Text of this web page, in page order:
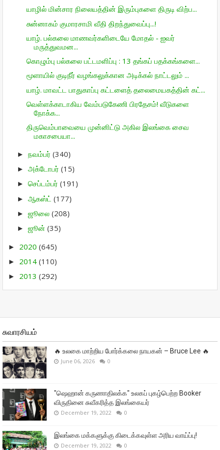
யாழில் மின்சார நிலையத்தின் இரும்புகளை திருடி விற்ப...
சுன்னாகம் குமாரசாமி வீதி திறந்துவைப்பு...!
யாழ். பல்கலை மாணவர்களிடையே மோதல் - ஐவர்
மருத்துவமன...
கொழும்பு பல்கலை பட்டமளிப்பு : 13 தங்கப் பதக்கங்களை...
மூளாயில் குடிநீர் வழங்கலுக்கான அடிக்கல் நாட்டலும் ...
யாழ். மாவட்ட பாதுகாப்பு கட்டளைத் தலைமையகத்தின் கட்...
வெள்ளக்காடாகிய வேம்படுகேணி பிரதேசம்! வீடுகளை
நோக்க...
திருவெம்பாவையை முன்னிட்டு அகில இலங்கை சைவ
மகாசபையா...
► நவம்பர் (340)
► அக்டோபர் (15)
► செப்டம்பர் (191)
► ஆகஸ்ட் (177)
► ஜூலை (208)
► ஜூன் (35)
► 2020 (645)
► 2014 (110)
► 2013 (292)
சுவாரசியம்
🔥 உலகை மாற்றிய போர்க்கலை நாயகன் – Bruce Lee 🔥
June 06, 2026 0
"ஷெஹான் கருணாதிலக்க" உலகப் புகழ்பெற்ற Booker
விருதினை சுவீகரித்த இலங்கையர்
December 19, 2022 0
இலங்கை மக்களுக்கு கிடைக்கவுள்ள அரிய வாய்ப்பு!
December 19, 2022 0